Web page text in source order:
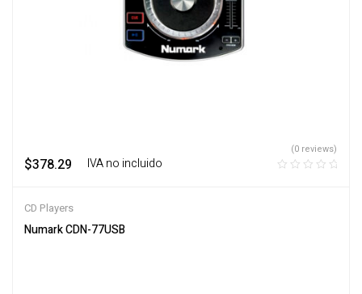
$378.29 ‎ ‎ ‎ IVA no incluido
(0 reviews)
CD Players
Numark CDN-77USB